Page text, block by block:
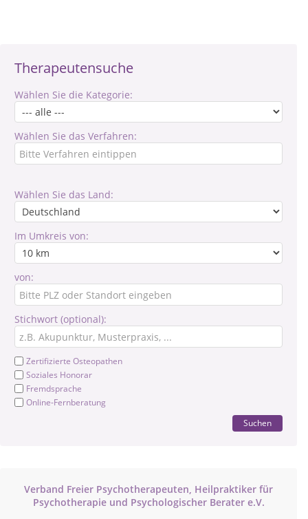
Therapeutensuche
Wählen Sie die Kategorie:
Wählen Sie das Verfahren:
Wählen Sie das Land:
Im Umkreis von:
von:
Stichwort (optional):
Zertifizierte Osteopathen
Soziales Honorar
Fremdsprache
Online-Fernberatung
Suchen
Verband Freier Psychotherapeuten, Heilpraktiker für
Psychotherapie und Psychologischer Berater e.V.